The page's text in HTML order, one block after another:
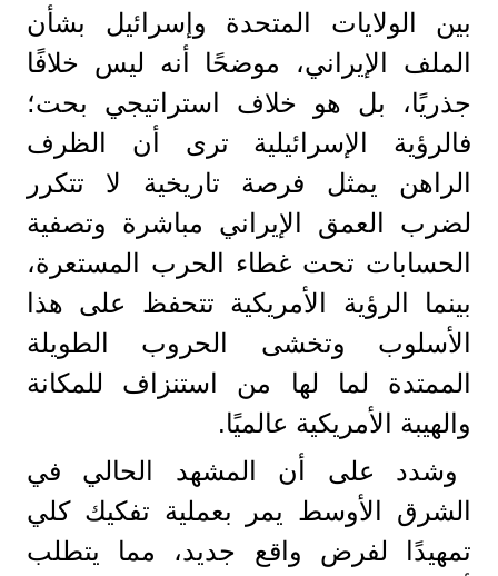
بين الولايات المتحدة وإسرائيل بشأن
الملف الإيراني، موضحًا أنه ليس خلافًا
جذريًا، بل هو خلاف استراتيجي بحت؛
فالرؤية الإسرائيلية ترى أن الظرف
الراهن يمثل فرصة تاريخية لا تتكرر
لضرب العمق الإيراني مباشرة وتصفية
الحسابات تحت غطاء الحرب المستعرة،
بينما الرؤية الأمريكية تتحفظ على هذا
الأسلوب وتخشى الحروب الطويلة
الممتدة لما لها من استنزاف للمكانة
والهيبة الأمريكية عالميًا.
وشدد على أن المشهد الحالي في
الشرق الأوسط يمر بعملية تفكيك كلي
تمهيدًا لفرض واقع جديد، مما يتطلب